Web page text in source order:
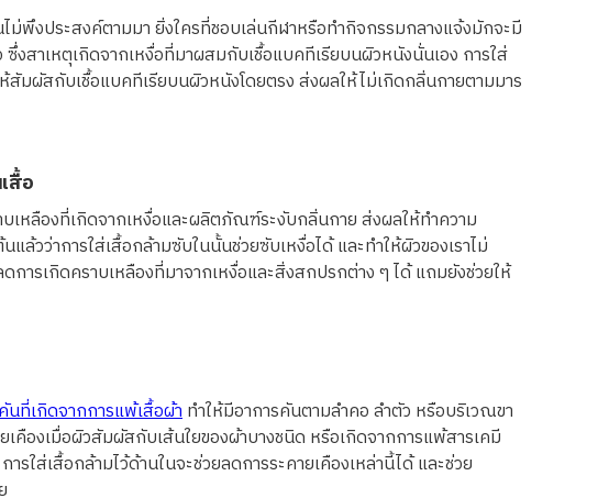
ม่พึงประสงค์ตามมา ยิ่งใครที่ชอบเล่นกีฬาหรือทำกิจกรรมกลางแจ้งมักจะมี
สาเหตุเกิดจากเหงื่อที่มาผสมกับเชื้อแบคทีเรียบนผิวหนังนั่นเอง การใส่
ห้สัมผัสกับเชื้อแบคทีเรียบนผิวหนังโดยตรง ส่งผลให้ไม่เกิดกลิ่นกายตามมาร
สื้อ
เหลืองที่เกิดจากเหงื่อและผลิตภัณฑ์ระงับกลิ่นกาย ส่งผลให้ทำความ
ล้วว่าการใส่เสื้อกล้ามซับในนั้นช่วยซับเหงื่อได้ และทำให้ผิวของเราไม่
ารเกิดคราบเหลืองที่มาจากเหงื่อและสิ่งสกปรกต่าง ๆ ได้ แถมยังช่วยให้
ที่เกิดจากการแพ้เสื้อผ้าทำให้มีอาการคันตามลำคอ ลำตัว หรือบริเวณขา
เคืองเมื่อผิวสัมผัสกับเส้นใยของผ้าบางชนิด หรือเกิดจากการแพ้สารเคมี
รใส่เสื้อกล้ามไว้ด้านในจะช่วยลดการระคายเคืองเหล่านี้ได้ และช่วย